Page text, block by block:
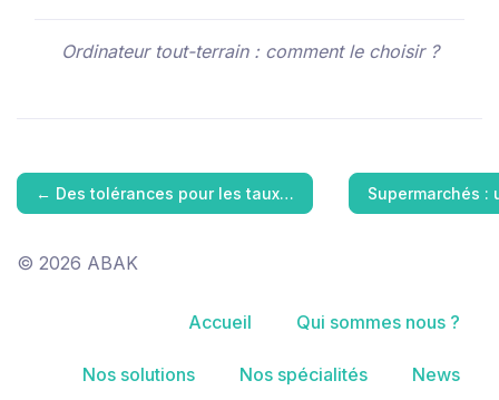
Ordinateur tout-terrain : comment le choisir ?
← Des tolérances pour les taux… Supermarchés
© 2026 ABAK
Accueil Qui sommes nous ?
Nos solutions Nos spécialités News